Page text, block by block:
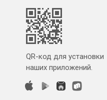
QR-код для установки
наших приложений.